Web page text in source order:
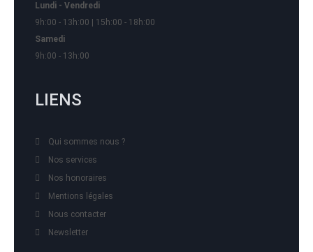
Lundi - Vendredi
9h:00 - 13h:00 | 15h:00 - 18h:00
Samedi
9h:00 - 13h:00
LIENS
Qui sommes nous ?
Nos services
Nos honoraires
Mentions légales
Nous contacter
Newsletter